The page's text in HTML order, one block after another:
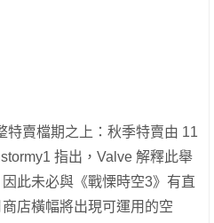
特賣檔期之上：秋季特賣由 11
指出，Valve 解釋此舉
此未必與《戰慄時空3》有直
店橫幅將出現可運用的空